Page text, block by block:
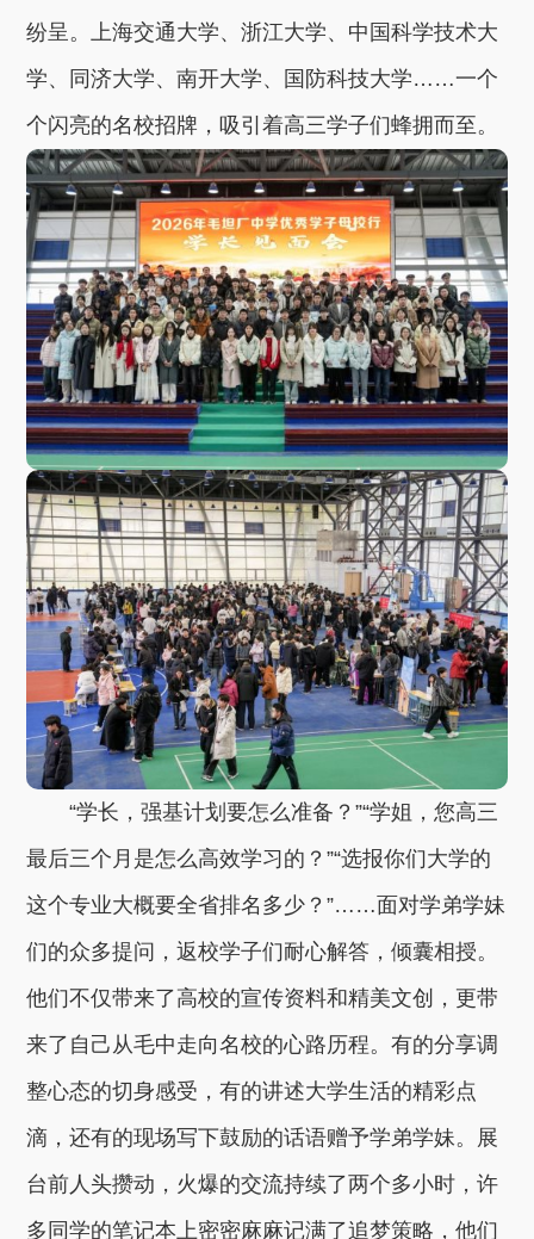
纷呈。上海交通大学、浙江大学、中国科学技术大
学、同济大学、南开大学、国防科技大学……一个
个闪亮的名校招牌，吸引着高三学子们蜂拥而至。
“学长，强基计划要怎么准备？”“学姐，您高三
最后三个月是怎么高效学习的？”“选报你们大学的
这个专业大概要全省排名多少？”……面对学弟学妹
们的众多提问，返校学子们耐心解答，倾囊相授。
他们不仅带来了高校的宣传资料和精美文创，更带
来了自己从毛中走向名校的心路历程。有的分享调
整心态的切身感受，有的讲述大学生活的精彩点
滴，还有的现场写下鼓励的话语赠予学弟学妹。展
台前人头攒动，火爆的交流持续了两个多小时，许
多同学的笔记本上密密麻麻记满了追梦策略，他们